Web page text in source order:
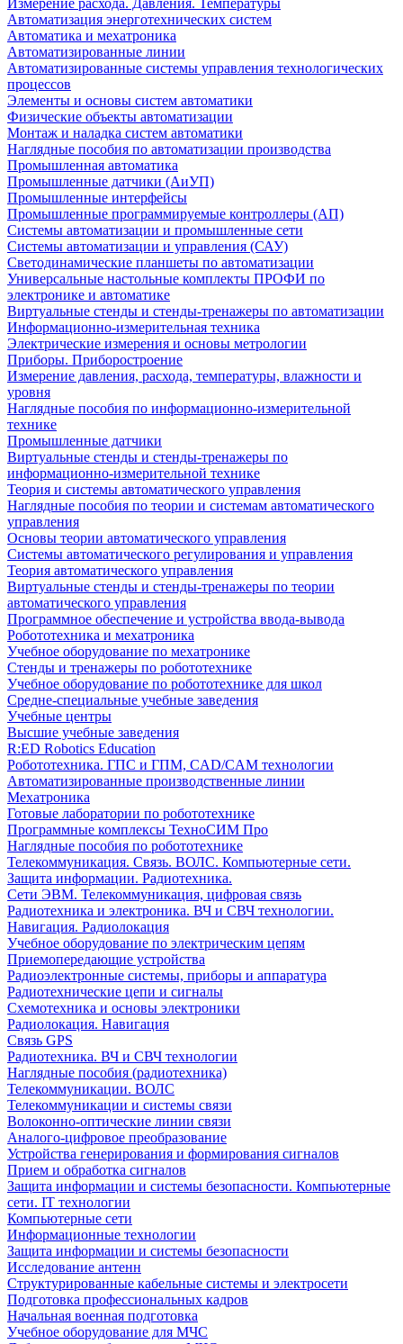
Измерение расхода. Давления. Температуры
Автоматизация энерготехнических систем
Автоматика и мехатроника
Автоматизированные линии
Автоматизированные системы управления технологических
процессов
Элементы и основы систем автоматики
Физические объекты автоматизации
Монтаж и наладка систем автоматики
Наглядные пособия по автоматизации производства
Промышленная автоматика
Промышленные датчики (АиУП)
Промышленные интерфейсы
Промышленные программируемые контроллеры (АП)
Системы автоматизации и промышленные сети
Системы автоматизации и управления (САУ)
Светодинамические планшеты по автоматизации
Универсальные настольные комплекты ПРОФИ по
электронике и автоматике
Виртуальные стенды и стенды-тренажеры по автоматизации
Информационно-измерительная техника
Электрические измерения и основы метрологии
Приборы. Приборостроение
Измерение давления, расхода, температуры, влажности и
уровня
Наглядные пособия по информационно-измерительной
технике
Промышленные датчики
Виртуальные стенды и стенды-тренажеры по
информационно-измерительной технике
Теория и системы автоматического управления
Наглядные пособия по теории и системам автоматического
управления
Основы теории автоматического управления
Системы автоматического регулирования и управления
Теория автоматического управления
Виртуальные стенды и стенды-тренажеры по теории
автоматического управления
Программное обеспечение и устройства ввода-вывода
Робототехника и мехатроника
Учебное оборудование по мехатронике
Стенды и тренажеры по робототехнике
Учебное оборудование по робототехнике для школ
Средне-специальные учебные заведения
Учебные центры
Высшие учебные заведения
R:ED Robotics Education
Робототехника. ГПС и ГПМ, CAD/CAM технологии
Автоматизированные производственные линии
Мехатроника
Готовые лаборатории по робототехнике
Программные комплексы ТехноСИМ Про
Наглядные пособия по робототехнике
Телекоммуникация. Связь. ВОЛС. Компьютерные сети.
Защита информации. Радиотехника.
Сети ЭВМ. Телекоммуникация, цифровая связь
Радиотехника и электроника. ВЧ и СВЧ технологии.
Навигация. Радиолокация
Учебное оборудование по электрическим цепям
Приемопередающие устройства
Радиоэлектронные системы, приборы и аппаратура
Радиотехнические цепи и сигналы
Схемотехника и основы электроники
Радиолокация. Навигация
Связь GPS
Радиотехника. ВЧ и СВЧ технологии
Наглядные пособия (радиотехника)
Телекоммуникации. ВОЛС
Телекоммуникации и системы связи
Волоконно-оптические линии связи
Аналого-цифровое преобразование
Устройства генерирования и формирования сигналов
Прием и обработка сигналов
Защита информации и системы безопасности. Компьютерные
сети. IT технологии
Компьютерные сети
Информационные технологии
Защита информации и системы безопасности
Исследование антенн
Структурированные кабельные системы и электросети
Подготовка профессиональных кадров
Начальная военная подготовка
Учебное оборудование для МЧС